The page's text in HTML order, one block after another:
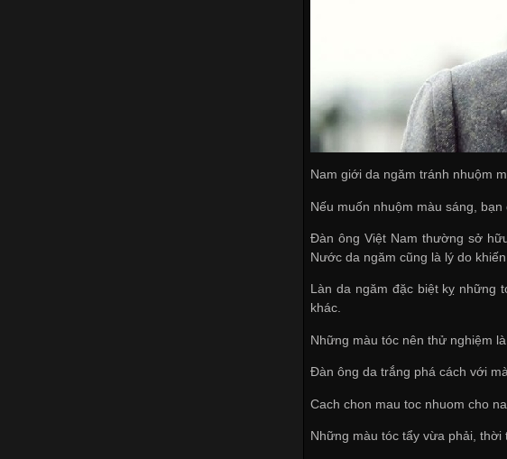
Nam giới da ngăm tránh nhuộm
Nếu muốn nhuộm màu sáng,
Đàn ông Việt Nam thường sở
Nước da ngăm cũng là lý do
Làn da ngăm đặc biệt kỵ những
khác.
Những màu tóc nên thử nghiệm
Đàn ông da trắng phá cách với
Cach chon mau toc nhuom cho
Những màu tóc tẩy vừa phải,